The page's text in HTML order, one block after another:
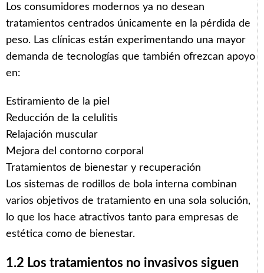
Los consumidores modernos ya no desean
tratamientos centrados únicamente en la pérdida de
peso. Las clínicas están experimentando una mayor
demanda de tecnologías que también ofrezcan apoyo
en:
Estiramiento de la piel
Reducción de la celulitis
Relajación muscular
Mejora del contorno corporal
Tratamientos de bienestar y recuperación
Los sistemas de rodillos de bola interna combinan
varios objetivos de tratamiento en una sola solución,
lo que los hace atractivos tanto para empresas de
estética como de bienestar.
1.2 Los tratamientos no invasivos siguen